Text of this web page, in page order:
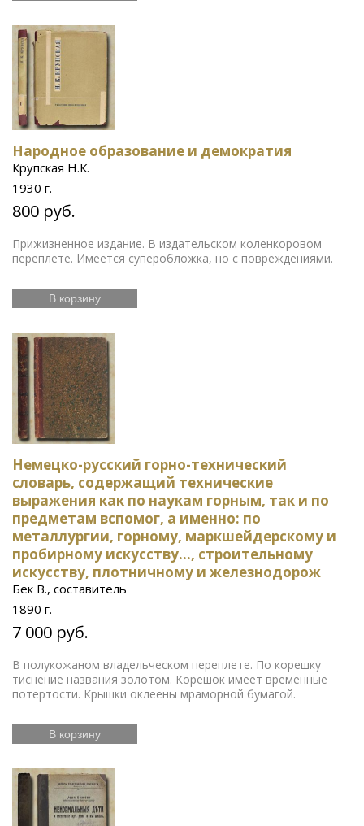
Народное образование и демократия
Крупская Н.К.
1930 г.
800 руб.
Прижизненное издание. В издательском коленкоровом
переплете. Имеется суперобложка, но с повреждениями.
В корзину
Немецко-русский горно-технический
словарь, содержащий технические
выражения как по наукам горным, так и по
предметам вспомог, а именно: по
металлургии, горному, маркшейдерскому и
пробирному искусству..., строительному
искусству, плотничному и железнодорож
Бек В., составитель
1890 г.
7 000 руб.
В полукожаном владельческом переплете. По корешку
тиснение названия золотом. Корешок имеет временные
потертости. Крышки оклеены мраморной бумагой.
В корзину